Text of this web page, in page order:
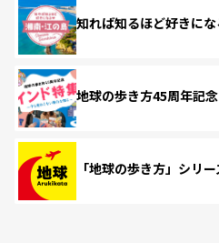
知れば知るほど好きに
地球の歩き方45周年記
「地球の歩き方」シリ